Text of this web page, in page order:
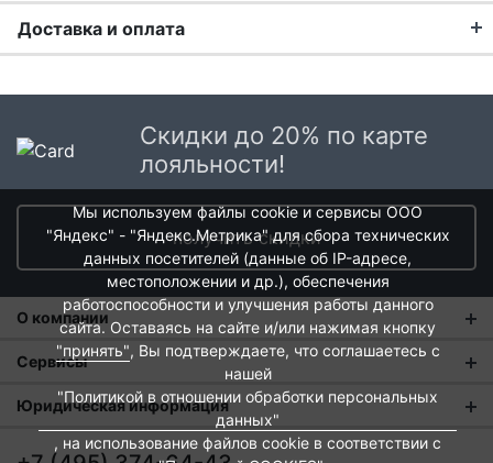
Каждое изделие создается вручную,
сопровождается подписью мастера и
уникальным идентификационным
Yalos Murano: диалог традиций и современных
технологий
Бренд Yalos Murano, основанный семьей Ферро,
продолжает многолетние традиции производства
муранского стекла, обогащая их инновационными
Доставка и оплата
Доставка в Москве и области
В Москве и Московской области доставка
курьером до двери.
Стоимость доставки в Москве в пределах МКАД
399 руб. , в Московской Области и Москве за
МКАД599 руб.Интервал доставки по Московской
области - с 10 до 22 часов.
При заказе в пункт выдачи СДЭК доставка по
Москве рассчитывается согласно тарифу СДЭК.
Доставка в пункт выдачи осуществляется только
предоплаченных заказов.
Скидки до 20% по карте
лояльности!
получить скидки
О компании
О нас
Магазины
Новости
Сервисы
Оплата и тарифы доставки
Обмен и возврат
Юридическая информация
Пользовательское соглашение
Мы используем файлы cookie и сервисы ООО
"Яндекс" - "Яндекс.Метрика" для сбора технических
данных посетителей (данные об IP-адресе,
местоположении и др.), обеспечения
работоспособности и улучшения работы данного
сайта. Оставаясь на сайте и/или нажимая кнопку
"принять", Вы подтверждаете, что соглашаетесь с
нашей
"Политикой в отношении обработки персональных
данных"
, на использование файлов cookie в соответствии с